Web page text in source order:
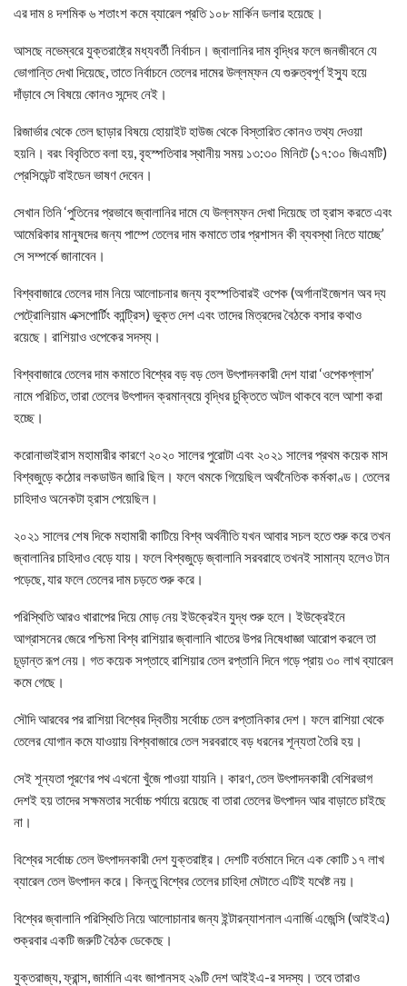
এর দাম ৪ দশমিক ৬ শতাংশ কমে ব্যারেল প্রতি ১০৮ মার্কিন ডলার হয়েছে।
আসছে নভেম্বরে যুক্তরাষ্ট্রে মধ্যবর্তী নির্বাচন। জ্বালানির দাম বৃদ্ধির ফলে জনজীবনে যে
ভোগান্তি দেখা দিয়েছে, তাতে নির্বাচনে তেলের দামের উল্লম্ফন যে গুরুত্বপূর্ণ ইস্যু হয়ে
দাঁড়াবে সে বিষয়ে কোনও সন্দেহ নেই।
রিজার্ভার থেকে তেল ছাড়ার বিষয়ে হোয়াইট হাউজ থেকে বিস্তারিত কোনও তথ্য দেওয়া
হয়নি। বরং বিবৃতিতে বলা হয়, বৃহস্পতিবার স্থানীয় সময় ১৩:৩০ মিনিটে (১৭:৩০ জিএমটি)
প্রেসিডেন্ট বাইডেন ভাষণ দেবেন।
সেখান তিনি ‘পুতিনের প্রভাবে জ্বালানির দামে যে উল্লম্ফন দেখা দিয়েছে তা হ্রাস করতে এবং
আমেরিকার মানুষদের জন্য পাম্পে তেলের দাম কমাতে তার প্রশাসন কী ব্যবস্থা নিতে যাচ্ছে’
সে সম্পর্কে জানাবেন।
বিশ্ববাজারে তেলের দাম নিয়ে আলোচনার জন্য বৃহস্পতিবারই ওপেক (অর্গানাইজেশন অব দ্য
পেট্রোলিয়াম এক্সপোর্টিং কান্ট্রিস) ভুক্ত দেশ এবং তাদের মিত্রদের বৈঠকে বসার কথাও
রয়েছে। রাশিয়াও ওপেকের সদস্য।
বিশ্ববাজারে তেলের দাম কমাতে বিশ্বের বড় বড় তেল উৎপাদনকারী দেশ যারা ‘ওপেকপ্লাস’
নামে পরিচিত, তারা তেলের উৎপাদন ক্রমান্বয়ে বৃদ্ধির চুক্তিতে অটল থাকবে বলে আশা করা
হচ্ছে।
করোনাভাইরাস মহামারীর কারণে ২০২০ সালের পুরোটা এবং ২০২১ সালের প্রথম কয়েক মাস
বিশ্বজুড়ে কঠোর লকডাউন জারি ছিল। ফলে থমকে গিয়েছিল অর্থনৈতিক কর্মকাণ্ড। তেলের
চাহিদাও অনেকটা হ্রাস পেয়েছিল।
২০২১ সালের শেষ দিকে মহামারী কাটিয়ে বিশ্ব অর্থনীতি যখন আবার সচল হতে শুরু করে তখন
জ্বালানির চাহিদাও বেড়ে যায়। ফলে বিশ্বজুড়ে জ্বালানি সরবরাহে তখনই সামান্য হলেও টান
পড়েছে, যার ফলে তেলের দাম চড়তে শুরু করে।
পরিস্থিতি আরও খারাপের দিয়ে মোড় নেয় ইউক্রেইন যুদ্ধ শুরু হলে। ইউক্রেইনে
আগ্রাসনের জেরে পশ্চিমা বিশ্ব রাশিয়ার জ্বালানি খাতের উপর নিষেধাজ্ঞা আরোপ করলে তা
চূড়ান্ত রূপ নেয়। গত কয়েক সপ্তাহে রাশিয়ার তেল রপ্তানি দিনে গড়ে প্রায় ৩০ লাখ ব্যারেল
কমে গেছে।
সৌদি আরবের পর রাশিয়া বিশ্বের দ্বিতীয় সর্বোচ্চ তেল রপ্তানিকার দেশ। ফলে রাশিয়া থেকে
তেলের যোগান কমে যাওয়ায় বিশ্ববাজারে তেল সরবরাহে বড় ধরনের শূন্যতা তৈরি হয়।
সেই শূন্যতা পূরণের পথ এখনো খুঁজে পাওয়া যায়নি। কারণ, তেল উৎপাদনকারী বেশিরভাগ
দেশই হয় তাদের সক্ষমতার সর্বোচ্চ পর্যায়ে রয়েছে বা তারা তেলের উৎপাদন আর বাড়াতে চাইছে
না।
বিশ্বের সর্বোচ্চ তেল উৎপাদনকারী দেশ যুক্তরাষ্ট্র। দেশটি বর্তমানে দিনে এক কোটি ১৭ লাখ
ব্যারেল তেল উৎপাদন করে। কিন্তু বিশ্বের তেলের চাহিদা মেটাতে এটিই যথেষ্ট নয়।
বিশ্বের জ্বালানি পরিস্থিতি নিয়ে আলোচানার জন্য ইন্টারন্যাশনাল এনার্জি এজেন্সি (আইইএ)
শুক্রবার একটি জরুটি বৈঠক ডেকেছে।
যুক্তরাজ্য, ফ্রান্স, জার্মানি এবং জাপানসহ ২৯টি দেশ আইইএ-র সদস্য। তবে তারাও